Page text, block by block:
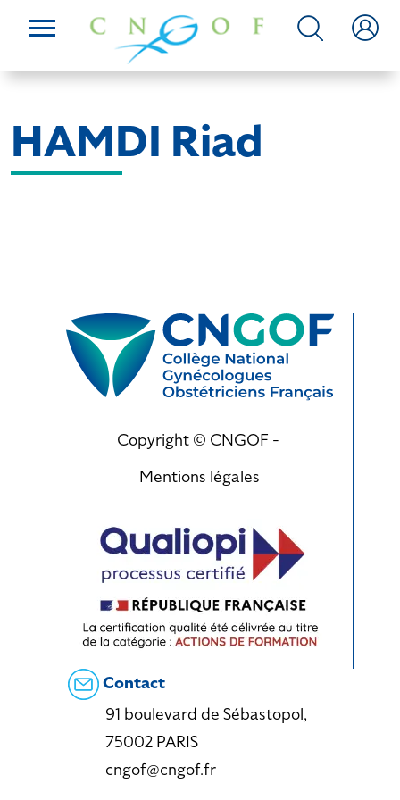
HAMDI Riad
Copyright © CNGOF -
Mentions légales
Contact
91 boulevard de Sébastopol,
75002 PARIS
cngof@cngof.fr